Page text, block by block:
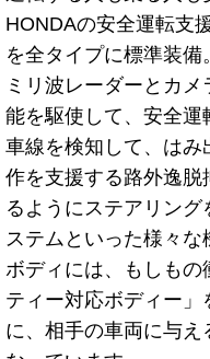
HONDAの安全運転支
を全タイプに標準装備。
ミリ波レーダーとカ
能を駆使して、安全運
車線を検知して、は
作を支援する路外逸脱
るようにステアリン
ステムといった様々な
ボディには、もしもの
ティー対応ボディー
に、相手の車両に与